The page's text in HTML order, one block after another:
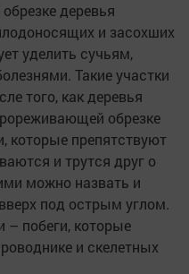
деревья
и засохших
уделить сучьям,
Такие участки
того, как деревья
обрезке
которые препятствуют
и трутся друг о
можно назвать и
под острым углом.
– побеги, которые
и скелетных